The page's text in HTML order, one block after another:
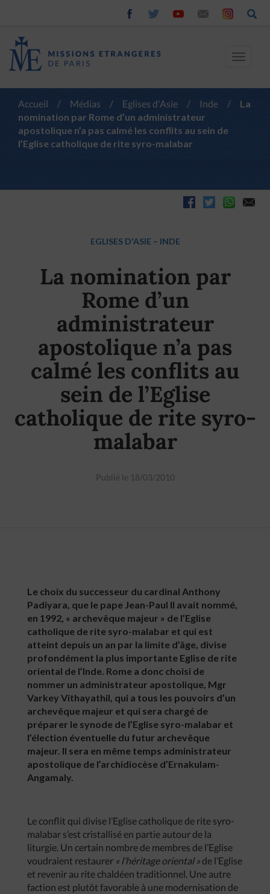
Toggle
Accueil / Médias / Eglises d'Asie / Inde /
La
nomination par Rome d’un administrateur
apostolique n’a pas calmé les conflits au sein de
l’Eglise catholique de rite syro-malabar
EGLISES D'ASIE – INDE
La nomination par
Rome d’un
administrateur
apostolique n’a pas
calmé les conflits au
sein de l’Eglise
catholique de rite syro-
malabar
Publié le 18/03/2010
Le choix du successeur du cardinal Anthony
Padiyara, que le pape Jean-Paul II avait nommé,
en 1992, « archevêque majeur » de l’Eglise
catholique de rite syro-malabar et qui est
atteint depuis un an par la limite d’âge, divise
profondément la plus importante Eglise de rite
oriental de l’Inde. Rome a donc choisi de
nommer un administrateur apostolique, Mgr
Varkey Vithayathil, qui a tous les pouvoirs d’un
archevêque majeur et qui sera chargé de
préparer le synode de l’Eglise syro-malabar et
l’élection éventuelle du futur archevêque
majeur. Il sera en même temps administrateur
apostolique de l’archidiocèse d’Ernakulam-
Angamaly.
Le conflit qui divise l’Eglise catholique de rite syro-
malabar s’est cristallisé en partie autour de la
liturgie. Un certain nombre de membres de l’Eglise
voudraient restaurer « l’héritage oriental » de l’Eglise
et revenir au rite chaldéen traditionnel. Une autre
faction est plutôt favorable à une modernisation de